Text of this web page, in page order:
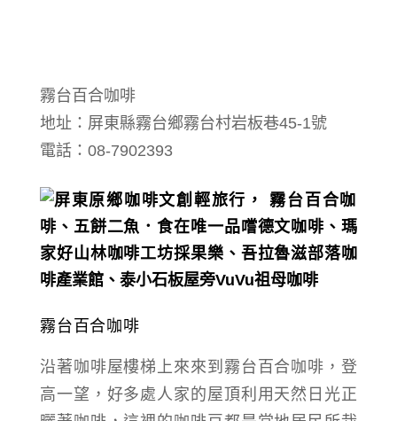
霧台百合咖啡
地址：屏東縣霧台鄉霧台村岩板巷45-1號
電話：08-7902393
霧台百合咖啡
沿著咖啡屋樓梯上來來到霧台百合咖啡，登
高一望，好多處人家的屋頂利用天然日光正